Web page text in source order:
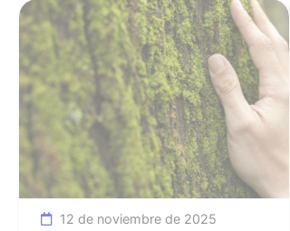
12 de noviembre de 2025
Ver noticia